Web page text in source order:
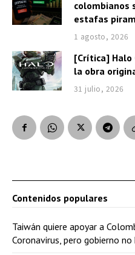
colombianos
estafas
1 agosto, 2026
[Crítica] Halo
la obra
31 julio, 2026
Contenidos populares
Taiwán quiere apoyar a
Coronavirus, pero gobierno